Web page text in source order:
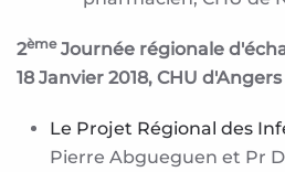
2ème Journée régionale
18 Janvier 2018, CHU d'Angers
Le Projet Régional des
Pierre Abgueguen et Pr